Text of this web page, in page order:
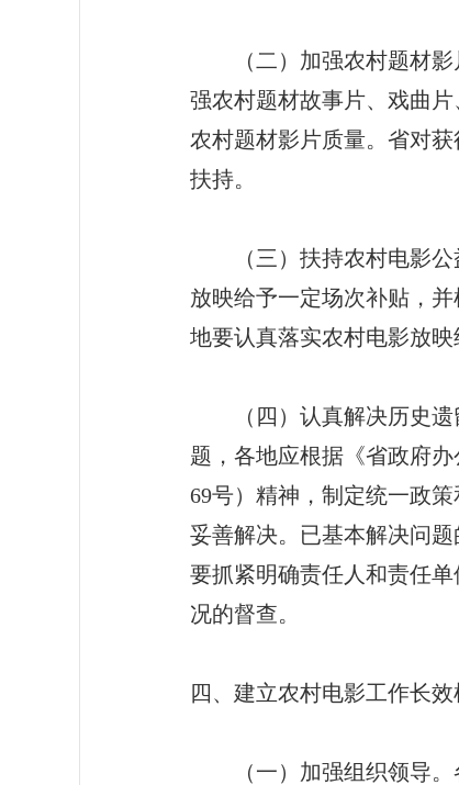
（二）加强农村题材影
强农村题材故事片、戏曲
农村题材影片质量。省对
扶持。
（三）扶持农村电影公
放映给予一定场次补贴，
地要认真落实农村电影放
（四）认真解决历史遗
题，各地应根据《省政府
69号）精神，制定统一政
妥善解决。已基本解决问
要抓紧明确责任人和责任
况的督查。
四、建立农村电影工作长效
（一）加强组织领导。